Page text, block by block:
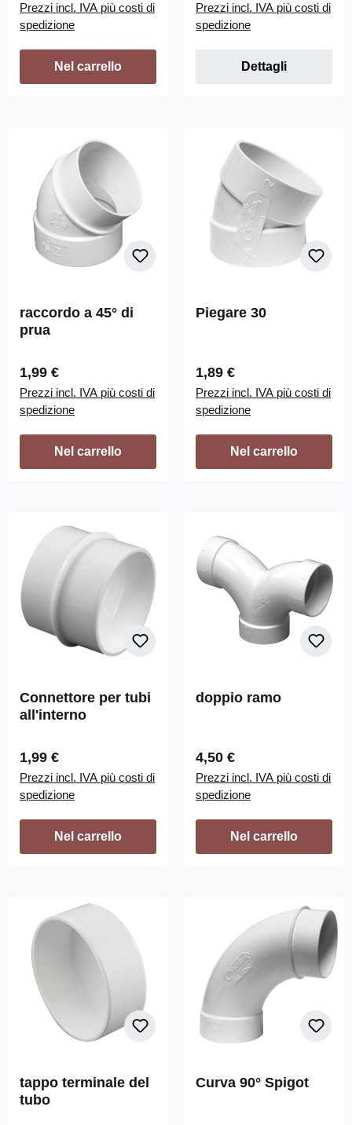
Prezzi incl. IVA più costi di
spedizione
Nel carrello
Prezzi incl. IVA più costi di
spedizione
Dettagli
raccordo a 45° di
prua
Prezzo normale:
1,99 €
Prezzi incl. IVA più costi di
spedizione
Nel carrello
Piegare 30
Prezzo normale:
1,89 €
Prezzi incl. IVA più costi di
spedizione
Nel carrello
Connettore per tubi
all'interno
Prezzo normale:
1,99 €
Prezzi incl. IVA più costi di
spedizione
Nel carrello
doppio ramo
Prezzo normale:
4,50 €
Prezzi incl. IVA più costi di
spedizione
Nel carrello
tappo terminale del
tubo
Curva 90° Spigot